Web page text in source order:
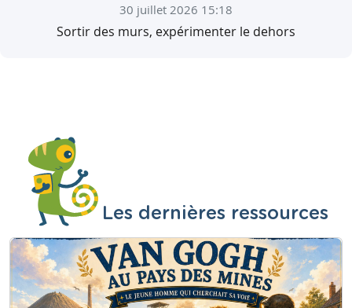
30 juillet 2026 15:18
Sortir des murs, expérimenter le dehors
Les dernières ressources